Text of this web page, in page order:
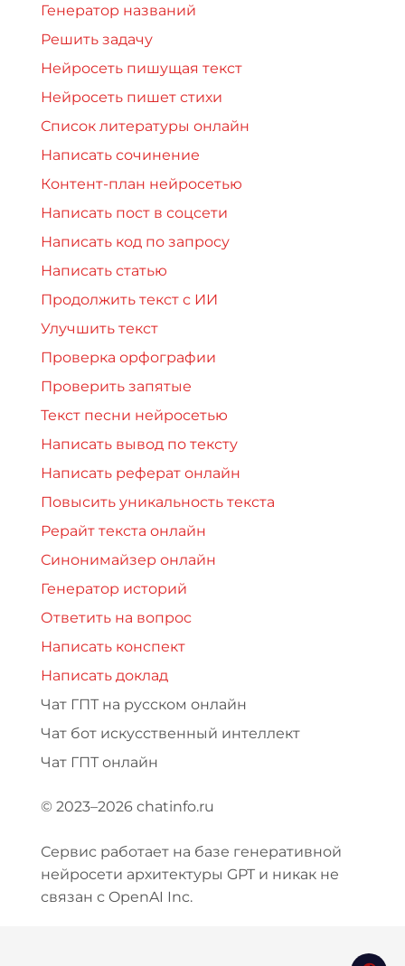
Генератор названий
Решить задачу
Нейросеть пишущая текст
Нейросеть пишет стихи
Список литературы онлайн
Написать сочинение
Контент-план нейросетью
Написать пост в соцсети
Написать код по запросу
Написать статью
Продолжить текст с ИИ
Улучшить текст
Проверка орфографии
Проверить запятые
Текст песни нейросетью
Написать вывод по тексту
Написать реферат онлайн
Повысить уникальность текста
Рерайт текста онлайн
Синонимайзер онлайн
Генератор историй
Ответить на вопрос
Написать конспект
Написать доклад
Чат ГПТ на русском онлайн
Чат бот искусственный интеллект
Чат ГПТ онлайн
© 2023–2026 chatinfo.ru
Сервис работает на базе генеративной
нейросети архитектуры GPT и никак не
связан с OpenAI Inc.